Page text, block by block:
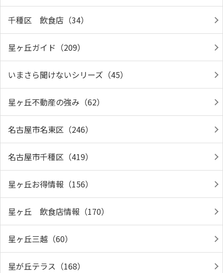
千種区 飲食店（34）
星ヶ丘ガイド（209）
いまさら聞けないシリーズ（45）
星ヶ丘不動産の強み（62）
名古屋市名東区（246）
名古屋市千種区（419）
星ヶ丘お得情報（156）
星ヶ丘 飲食店情報（170）
星ヶ丘三越（60）
星が丘テラス（168）